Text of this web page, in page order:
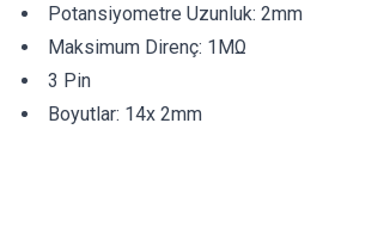
Potansiyometre Uzunluk: 2mm
Maksimum Direnç: 1MΩ
3 Pin
Boyutlar: 14x 2mm